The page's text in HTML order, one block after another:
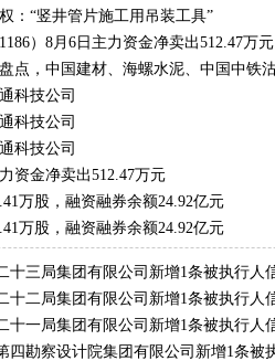
：“竖井管片施工用吊装工具”
）8月6日主力资金净卖出512.47万元
点，中国建材、海螺水泥、中国中铁
科技公司
科技公司
科技公司
资金净卖出512.47万元
万股，融资融券余额24.92亿元
万股，融资融券余额24.92亿元
十三局集团有限公司新增1条被执行人
十二局集团有限公司新增1条被执行人
十一局集团有限公司新增1条被执行人
四勘察设计院集团有限公司新增1条被